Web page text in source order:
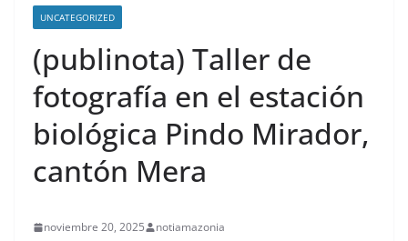
UNCATEGORIZED
(publinota) Taller de
fotografía en el estación
biológica Pindo Mirador,
cantón Mera
noviembre 20, 2025 notiamazonia